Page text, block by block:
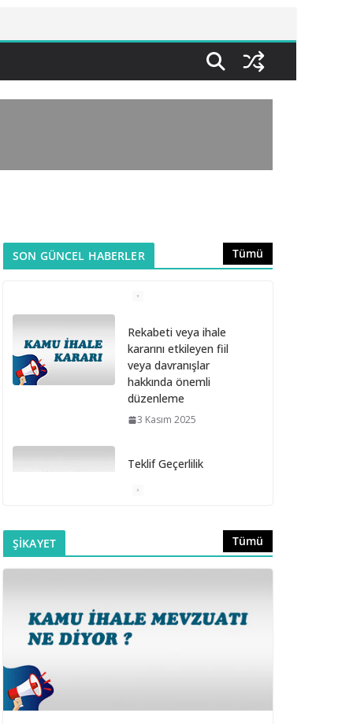
SON GÜNCEL HABERLER Tümü
Rekabeti veya ihale
kararını etkileyen fiil
veya davranışlar
hakkında önemli
düzenleme
3 Kasım 2025
Teklif Geçerlilik
Davet Süresi İçinde
Muayene ve Kabul
Komisyonunun
Kurulmaması
Belediye Şirketleri Bağış
ŞİKAYET Tümü